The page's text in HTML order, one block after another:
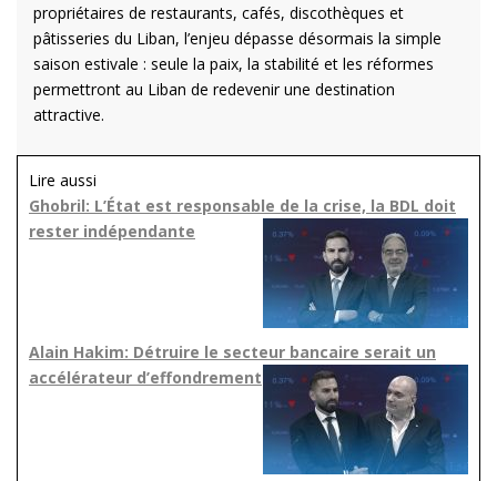
propriétaires de restaurants, cafés, discothèques et
pâtisseries du Liban, l’enjeu dépasse désormais la simple
saison estivale : seule la paix, la stabilité et les réformes
permettront au Liban de redevenir une destination
attractive.
Lire aussi
Ghobril: L’État est responsable de la crise, la BDL doit
rester indépendante
Alain Hakim: Détruire le secteur bancaire serait un
accélérateur d’effondrement